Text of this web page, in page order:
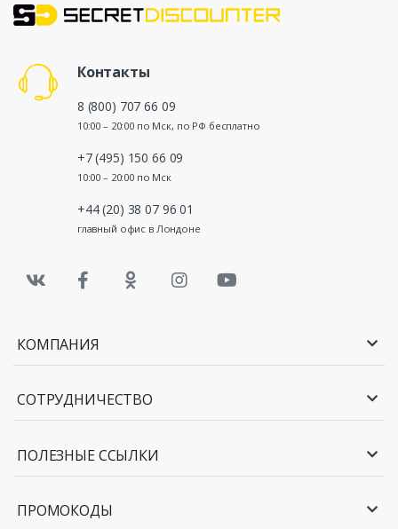
Контакты
8 (800) 707 66 09
10:00 – 20:00 по Мск, по РФ бесплатно
+7 (495) 150 66 09
10:00 – 20:00 по Мск
+44 (20) 38 07 96 01
главный офис в Лондоне
КОМПАНИЯ
СОТРУДНИЧЕСТВО
ПОЛЕЗНЫЕ ССЫЛКИ
ПРОМОКОДЫ